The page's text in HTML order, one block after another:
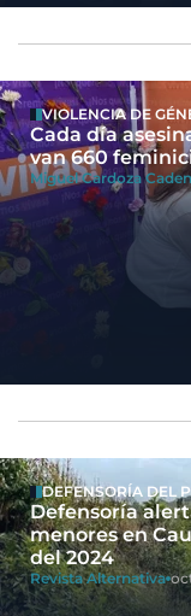
VIOLENCIA DE
Cada día
van 660
Miguel Cardoza
DEFENSORÍA DEL
Defensoría
menores en
del 2024
Revista Alternativa